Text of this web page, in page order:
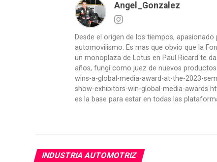
Angel_Gonzalez
Desde el origen de los tiempos,
automovilismo. Es mas que obvio que la
un monoplaza de Lotus en Paul Ricard te
años, fungí como juez de nuevos
wins-a-global-media-award-at-the-2023-
show-exhibitors-win-global-media-awards
es la base para estar en todas las
INDUSTRIA AUTOMOTRIZ